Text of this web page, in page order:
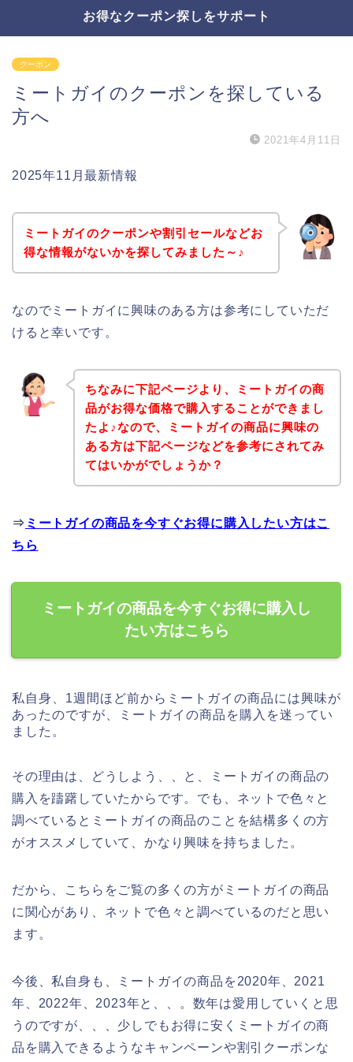
お得なクーポン探しをサポート
クーポン
ミートガイのクーポンを探している
方へ
2021年4月11日
2025年11月最新情報
ミートガイのクーポンや割引セールなどお
得な情報がないかを探してみました～♪
なのでミートガイに興味のある方は参考にしていただ
けると幸いです。
ちなみに下記ページより、ミートガイの商
品がお得な価格で購入することができまし
たよ♪なので、ミートガイの商品に興味の
ある方は下記ページなどを参考にされてみ
てはいかがでしょうか？
⇒ ミートガイの商品を今すぐお得に購入したい方はこ
ちら
ミートガイの商品を今すぐお得に購入し
たい方はこちら
私自身、1週間ほど前からミートガイの商品には興味が
あったのですが、ミートガイの商品を購入を迷ってい
ました。
その理由は、どうしよう、、と、ミートガイの商品の
購入を躊躇していたからです。でも、ネットで色々と
調べているとミートガイの商品のことを結構多くの方
がオススメしていて、かなり興味を持ちました。
だから、こちらをご覧の多くの方がミートガイの商品
に関心があり、ネットで色々と調べているのだと思い
ます。
今後、私自身も、ミートガイの商品を2020年、2021
年、2022年、2023年と、、。数年は愛用していくと思
うのですが、、、少しでもお得に安くミートガイの商
品を購入できるようなキャンペーンや割引クーポンな